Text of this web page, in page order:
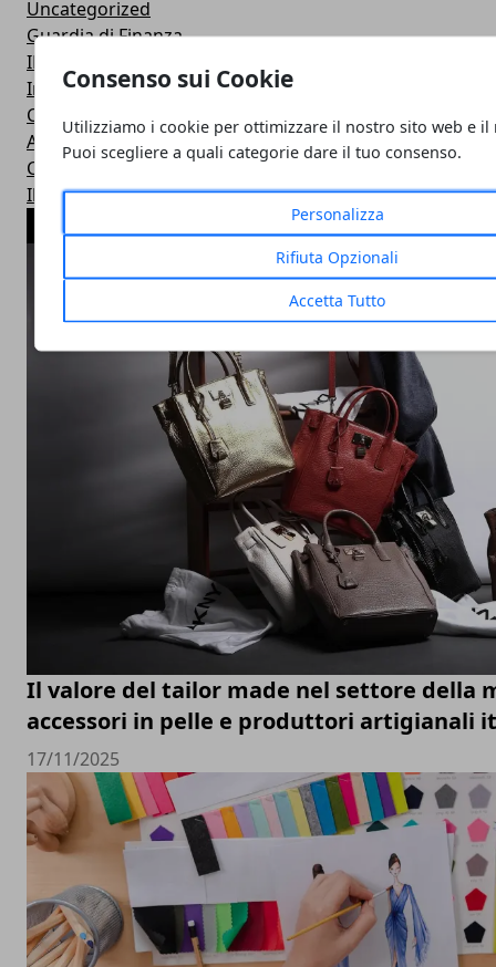
Consenso sui Cookie
Utilizziamo i cookie per ottimizzare il nostro sito web e il
Puoi scegliere a quali categorie dare il tuo consenso.
Personalizza
Rifiuta Opzionali
Accetta Tutto
Uncategorized
Guardia di Finanza
INPS
Inail
Concorsi
Aziende in vetrina
Casse di previdenza
Il parere degli esperti
Il valore del tailor made nel settore della
accessori in pelle e produttori artigianali
17/11/2025